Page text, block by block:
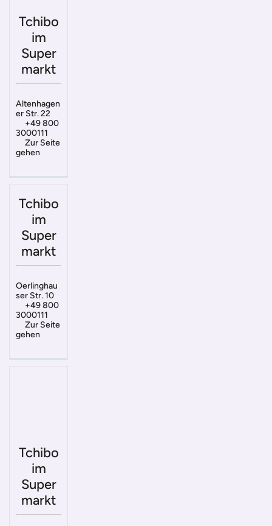
Tchibo
im
Super
markt
Altenhagen
er Str. 22
+49 800
3000111
Zur Seite
gehen
Tchibo
im
Super
markt
Oerlinghau
ser Str. 10
+49 800
3000111
Zur Seite
gehen
Tchibo
im
Super
markt